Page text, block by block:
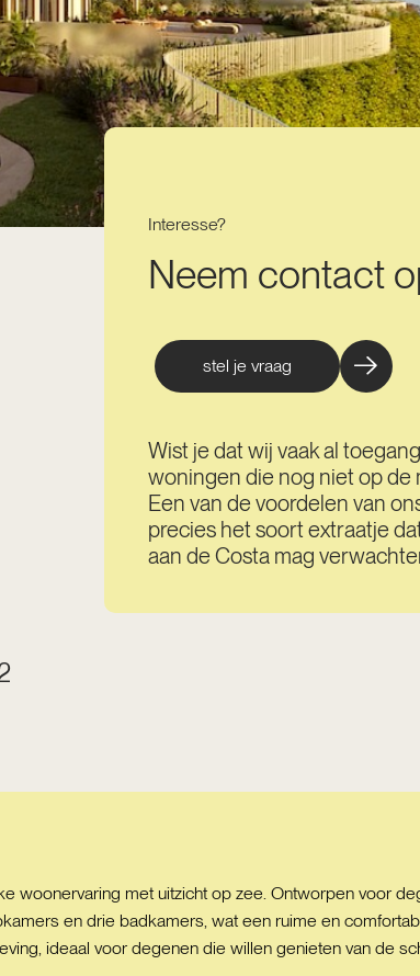
Interesse?
Neem contact
stel je vraag
Wist je dat wij vaak al
woningen die nog niet op de
Een van de voordelen van
precies het soort extraatje
aan de Costa mag
woonervaring met uitzicht op zee. Ontworpen voor
en drie badkamers, wat een ruime en
ideaal voor degenen die willen genieten van de